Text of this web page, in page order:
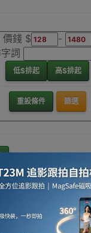
價錢 $
-
詞
低$排起 高$排起
重設條件 篩選
53%
OFF
拔
檔
貨